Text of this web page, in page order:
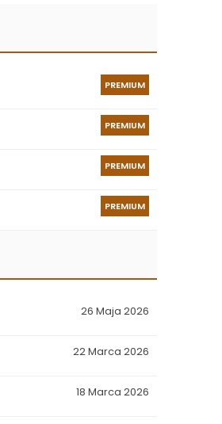
PREMIUM
PREMIUM
PREMIUM
PREMIUM
26 Maja 2026
22 Marca 2026
18 Marca 2026